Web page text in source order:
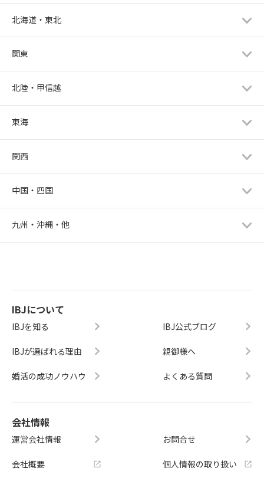
北海道・東北
関東
北陸・甲信越
東海
関西
中国・四国
九州・沖縄・他
IBJについて
IBJを知る
IBJが選ばれる理由
婚活の成功ノウハウ
IBJ公式ブログ
親御様へ
よくある質問
会社情報
運営会社情報
会社概要
お問合せ
個人情報の取り扱い